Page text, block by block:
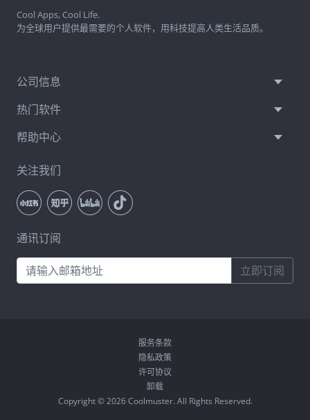
Cool Apps, Cool Life.
为全球用户提供最需要的个人软件，用科技提高人类生活品质。
公司信息
热门软件
帮助中心
关注我们
通讯订阅
立即订阅
服务条款
隐私政策
许可协议
卸载
Copyright © 2026 Coolmuster. All Rights Reserved.